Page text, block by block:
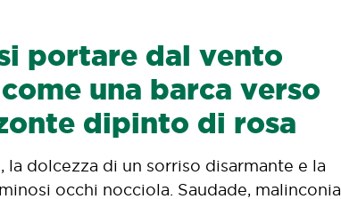
portare dal vento
una barca verso
dipinto di rosa
la dolcezza di un sorriso disarmante e la
occhi nocciola. Saudade, malinconia